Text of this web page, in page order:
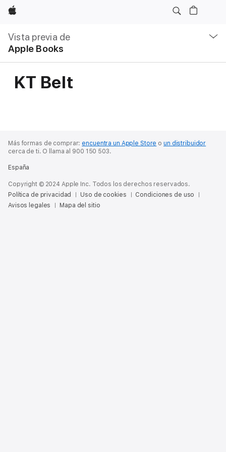
Apple
Vista previa de
Apple Books
local
Abrir
menú
KT Belt
Más formas de comprar: encuentra un Apple Store oun distribuidor
cerca de ti. O llama al 900 150 503.
España
Copyright © 2024 Apple Inc. Todos los derechos reservados.
Política de privacidad
Uso de cookies
Condiciones de uso
Avisos legales
Mapa del sitio